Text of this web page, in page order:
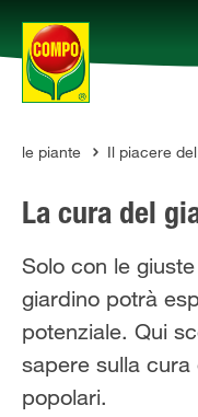
Prodotti
Magazine
Mondi Tematici
Info
piante Il piacere
La cura del
Solo con le
giardino potrà
potenziale. Qui
sapere sulla cura
popolari.